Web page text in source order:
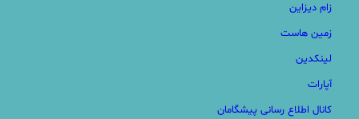
زام دیزاین
زمین هاست
لینکدین
آپارات
کانال اطلاع رسانی پیشگامان